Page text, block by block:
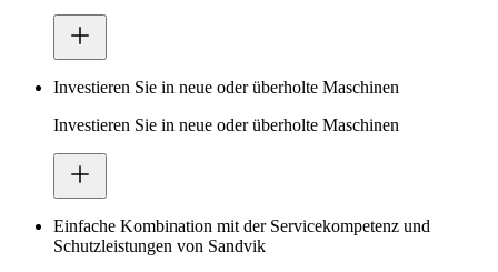
Investieren Sie in neue oder überholte Maschinen
Investieren Sie in neue oder überholte Maschinen
Einfache Kombination mit der Servicekompetenz und
Schutzleistungen von Sandvik